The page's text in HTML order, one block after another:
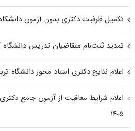
تکمیل ظرفیت دکتری بدون آزمون دانشگاه
تمدید ثبت‌نام متقاضیان تدریس دانشگاه آزاد
اعلام نتایج دکتری استاد محور دانشگاه
اعلام شرایط معافیت از آزمون جامع
۱۴۰۵